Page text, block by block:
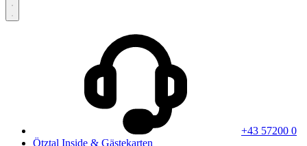
+43 57200 0
Ötztal Inside & Gästekarten